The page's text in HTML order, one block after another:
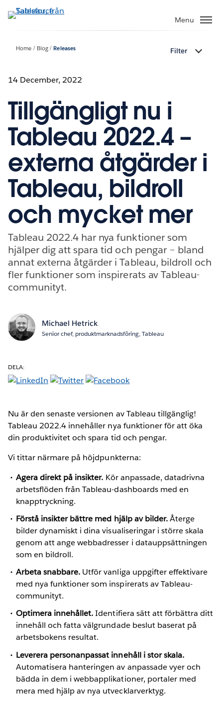
vidare
Menu
Home Blog Releases Filter
14 December, 2022
Tillgängligt nu i
Tableau 2022.4 –
externa åtgärder i
Tableau, bildroll
och mycket mer
Tableau 2022.4 har nya funktioner som
hjälper dig att spara tid och pengar – bland
annat externa åtgärder i Tableau, bildroll och
fler funktioner som inspirerats av Tableau-
communityt.
Michael Hetrick
Senior chef, produktmarknadsföring, Tableau
DELA:
Nu är den senaste versionen av Tableau tillgänglig!
Tableau 2022.4 innehåller nya funktioner för att öka
din produktivitet och spara tid och pengar.
Vi tittar närmare på höjdpunkterna:
Agera direkt på insikter. Kör anpassade, datadrivna
arbetsflöden från Tableau-dashboards med en
knapptryckning.
Förstå insikter bättre med hjälp av bilder.Återge
bilder dynamiskt i dina visualiseringar i större skala
genom att ange webbadresser i datauppsättningen
som en bildroll.
Arbeta snabbare. Utför vanliga uppgifter effektivare
med nya funktioner som inspirerats av Tableau-
communityt.
Optimera innehållet.Identifiera sätt att förbättra ditt
innehåll och fatta välgrundade beslut baserat på
arbetsbokens resultat.
Leverera personanpassat innehåll i stor skala.
Automatisera hanteringen av anpassade vyer och
bädda in dem i webbapplikationer, portaler med
mera med hjälp av nya utvecklarverktyg.